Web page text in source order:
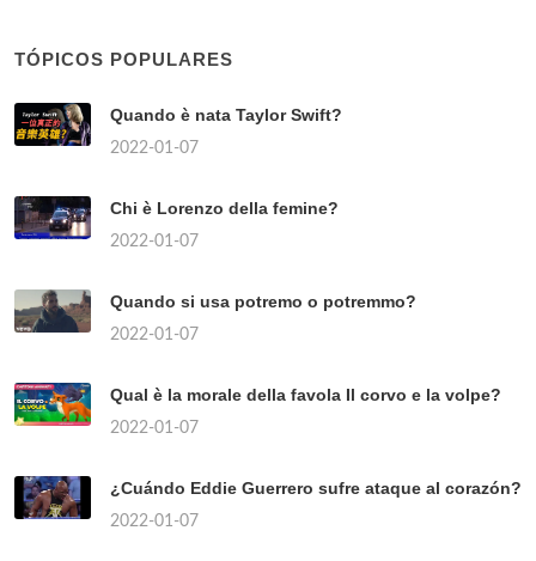
TÓPICOS POPULARES
Quando è nata Taylor Swift?
2022-01-07
Chi è Lorenzo della femine?
2022-01-07
Quando si usa potremo o potremmo?
2022-01-07
Qual è la morale della favola Il corvo e la volpe?
2022-01-07
¿Cuándo Eddie Guerrero sufre ataque al corazón?
2022-01-07